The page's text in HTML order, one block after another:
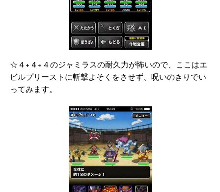
☆４+４+４のジャミラスの耐久力が怖いので、ここはエ
ビルプリーストに斬撃よそくをさせず、呪いのきりでい
ってみます。